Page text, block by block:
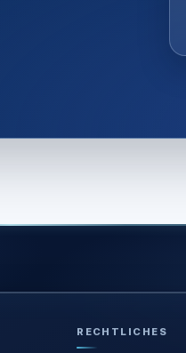
RECHTLICHES